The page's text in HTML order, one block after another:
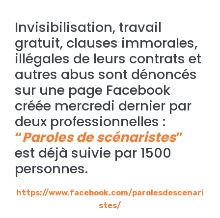
Invisibilisation, travail
gratuit, clauses immorales,
illégales de leurs contrats et
autres abus sont dénoncés
sur une page Facebook
créée mercredi dernier par
deux professionnelles :
“Paroles de scénaristes”
est déjà suivie par 1500
personnes.
https://www.facebook.com/parolesdescenari
stes/